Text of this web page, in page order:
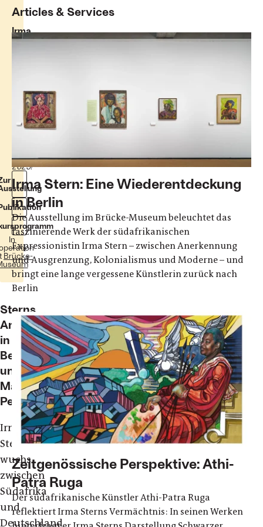
Irma
Stern
14195
Berlin
Vom
13.
November
2025!
In
Brücke-
Sterns
Anfänge
in
Berlin
und
Max
Pechstein
Irma
Stern
wuchs
zwischen
Südafrika
und
Deutschland
Articles & Services
Irma Stern: Eine Wiederentdeckung
in Berlin
Die Ausstellung im Brücke-Museum beleuchtet das
faszinierende Werk der südafrikanischen
Expressionistin Irma Stern – zwischen Anerkennung
und Ausgrenzung, Kolonialismus und Moderne – und
bringt eine lange vergessene Künstlerin zurück nach
Berlin
Zeitgenössische Perspektive: Athi-
Patra Ruga
Der südafrikanische Künstler Athi-Patra Ruga
reflektiert Irma Sterns Vermächtnis: In seinen Werken